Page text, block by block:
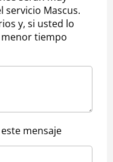
Mascus.
y, si usted lo
tiempo
mensaje